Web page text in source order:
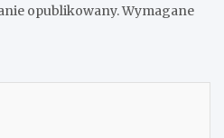
opublikowany.Wymagane